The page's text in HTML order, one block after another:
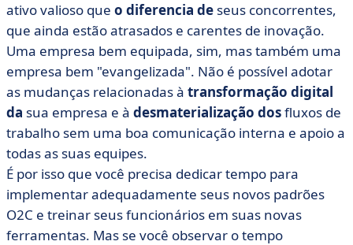
ativo valioso que o diferencia de seus concorrentes,
que ainda estão atrasados e carentes de inovação.
Uma empresa bem equipada, sim, mas também uma
empresa bem "evangelizada". Não é possível adotar
as mudanças relacionadas à transformação digital
da sua empresa e à desmaterialização dosfluxos de
trabalho sem uma boa comunicação interna e apoio a
todas as suas equipes.
É por isso que você precisa dedicar tempo para
implementar adequadamente seus novos padrões
O2C e treinar seus funcionários em suas novas
ferramentas. Mas se você observar o tempo